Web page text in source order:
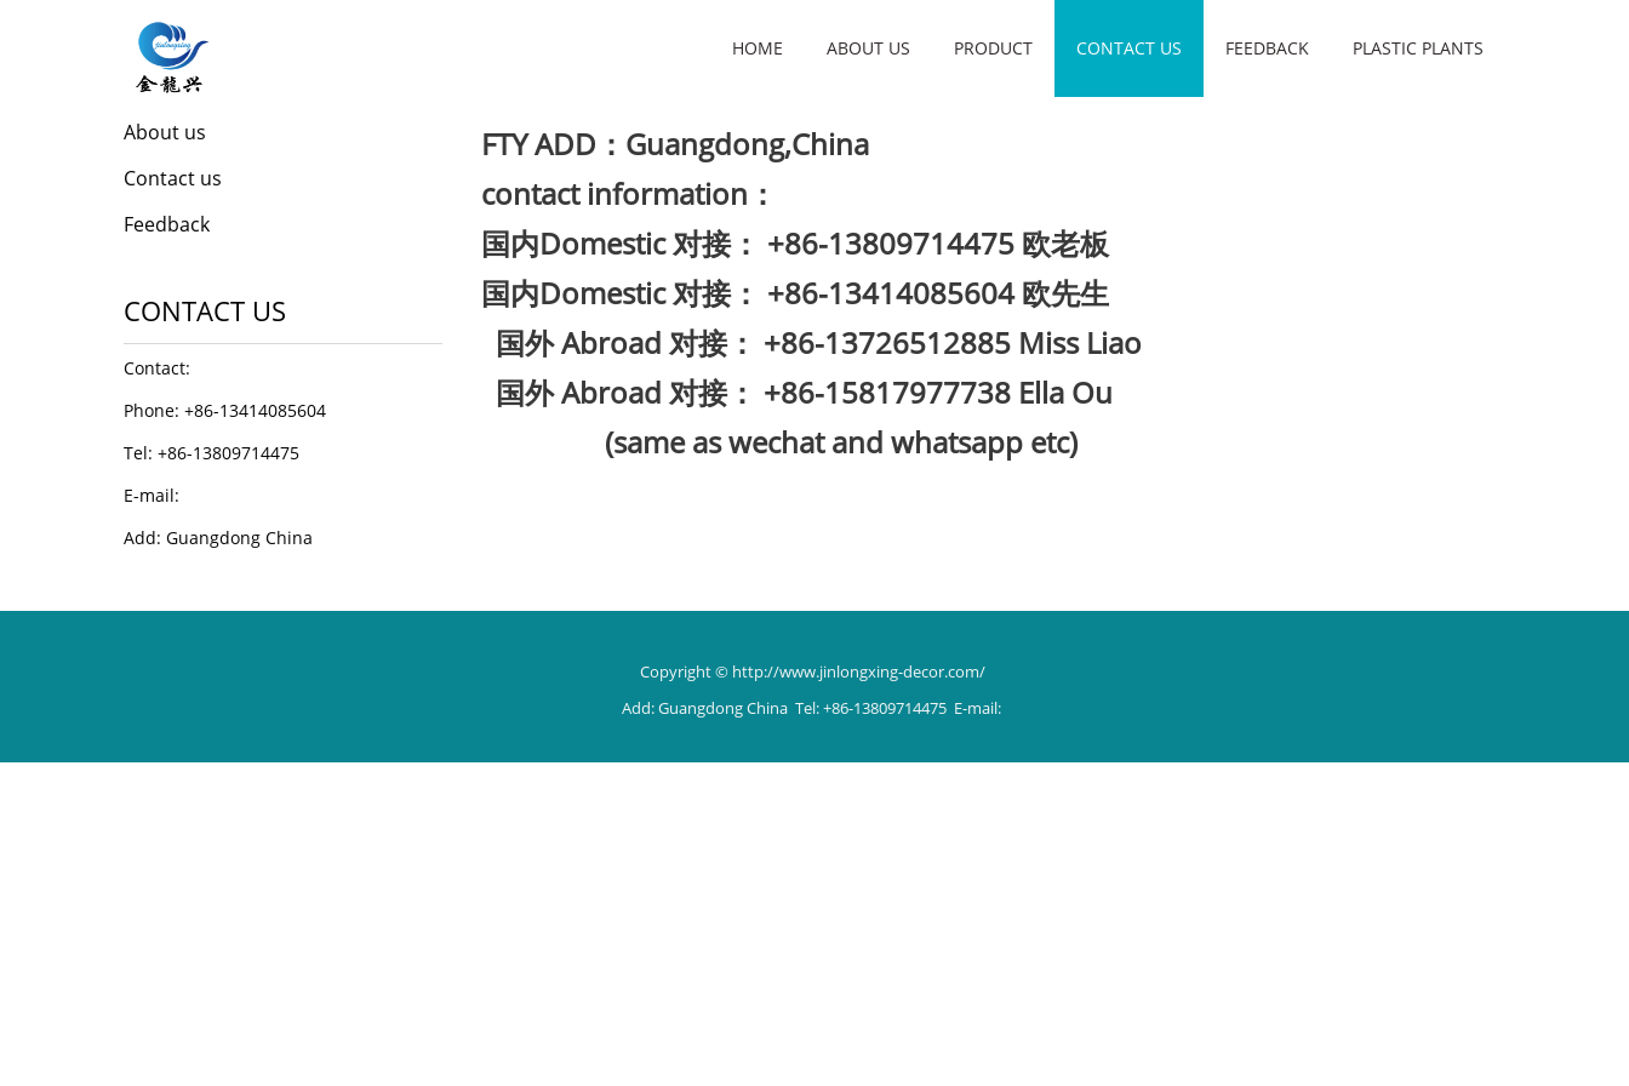
HOME ABOUT US PRODUCT CONTACT US FEEDBACK PLASTIC PLANTS
FTY ADD：Guangdong,China
contact information：
国内Domestic对接： +86-13809714475 欧老板
国内Domestic对接： +86-13414085604 欧先生
国外 Abroad 对接： +86-13726512885 Miss Liao
国外 Abroad 对接： +86-15817977738 Ella Ou
(same as wechat and whatsapp etc)
CATEGORIES
About us
Contact us
Feedback
CONTACT US
Contact:
Phone: +86-13414085604
Tel: +86-13809714475
E-mail:
Add: Guangdong China
Copyright © http://www.jinlongxing-decor.com/
Add: Guangdong China Tel: +86-13809714475 E-mail: